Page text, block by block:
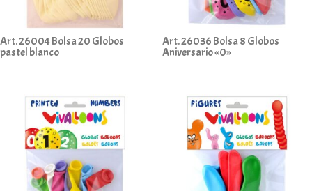
Art. 26004 Bolsa 20 Globos
pastel blanco
Art. 26036 Bolsa 8 Globos
Aniversario «0»